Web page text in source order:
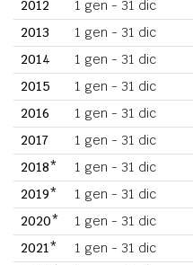
2012
1 gen - 31 dic
2013
1 gen - 31 dic
2014
1 gen - 31 dic
2015
1 gen - 31 dic
2016
1 gen - 31 dic
2017
1 gen - 31 dic
2018*
1 gen - 31 dic
2019*
1 gen - 31 dic
2020*
1 gen - 31 dic
2021*
1 gen - 31 dic